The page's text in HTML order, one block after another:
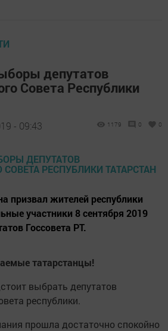
депутатов
Совета Республики
- 09:43 1179 0 0
призвал жителей республики
участники 8 сентября 2019
Госсовета РТ.
татарстанцы!
выбрать депутатов
республики.
прошла достаточно спокойно